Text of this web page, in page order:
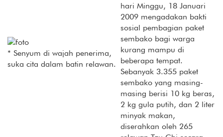
* Senyum di wajah penerima,
suka cita dalam batin relawan.
hari Minggu, 18 Januari
2009 mengadakan bakti
sosial pembagian paket
sembako bagi warga
kurang mampu di
beberapa tempat.
Sebanyak 3.355 paket
sembako yang masing-
masing berisi 10 kg beras,
2 kg gula putih, dan 2 liter
minyak makan,
diserahkan oleh 265